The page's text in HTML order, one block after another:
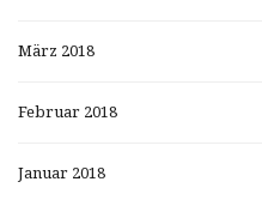
März 2018
Februar 2018
Januar 2018